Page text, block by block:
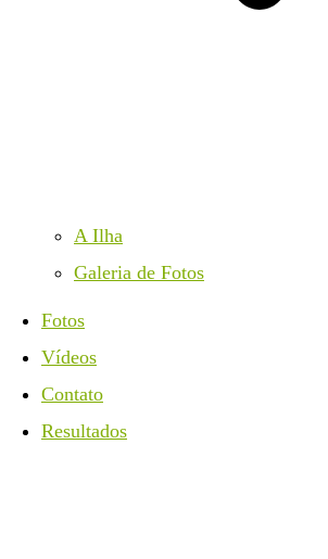
A Ilha
Galeria de Fotos
Fotos
Vídeos
Contato
Resultados